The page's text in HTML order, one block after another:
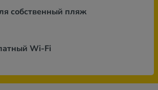
собственный пляж
Wi-Fi